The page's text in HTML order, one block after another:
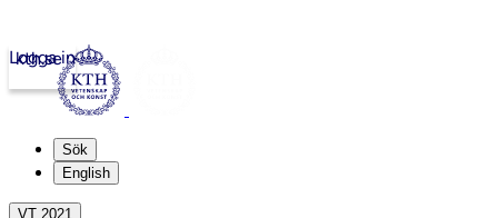
kth.se
Logga in
Sök
English
VT 2021